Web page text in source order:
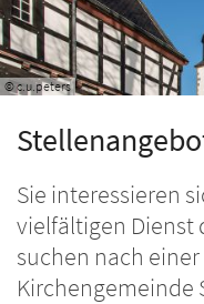
© c.u.peters
Sie interessieren
vielfältigen Dienst
suchen nach
Kirchengemeinde